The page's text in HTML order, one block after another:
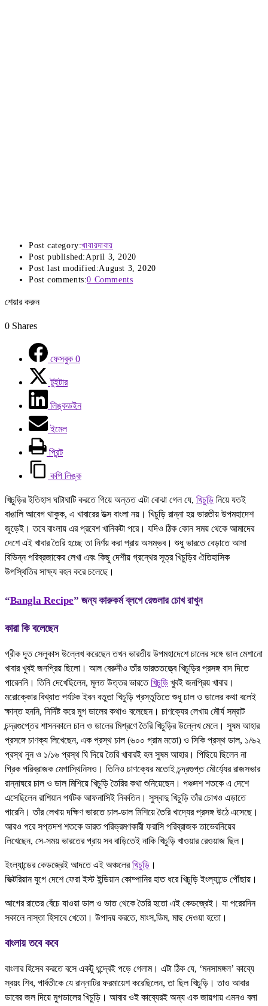
Post category:খাবারদাবার
Post published:April 3, 2020
Post last modified:August 3, 2020
Post comments:0 Comments
শেয়ার করুন
0 Shares
ফেসবুক 0
টুইটার
লিঙ্কডইন
ইমেল
প্রিন্ট
কপি লিঙ্ক
খিচুড়ির ইতিহাস ঘাটাঘাটি করতে গিয়ে অন্তত এটা বোঝা গেল যে, খিচুড়ি নিয়ে যতই
বাঙালি আবেগ থাকুক, এ খাবারের উত্স বাংলা নয়। খিচুড়ি রান্না হয় ভারতীয় উপমহাদেশ
জুড়েই। তবে বাংলায় এর প্রবেশ খানিকটা পরে। যদিও ঠিক কোন সময় থেকে আমাদের
দেশে এই খাবার তৈরি হচ্ছে তা নির্ণয় করা প্রায় অসম্ভব। শুধু ভারতে বেড়াতে আসা
বিভিন্ন পরিব্রজাকের লেখা এবং কিছু দেশীয় গ্রন্থের সূত্র খিচুড়ির ঐতিহাসিক
উপস্থিতির সাক্ষ্য বহন করে চলেছে।
“Bangla Recipe” জন্য কারুকর্ম ব্লগে রেগুলার চোখ রাখুন
কারা কি বলেছেন
গ্রীক দূত সেলুকাস উল্লেখ করেছেন তখন ভারতীয় উপমহাদেশে চালের সঙ্গে ডাল মেশানো
খাবার খুবই জনপ্রিয় ছিলো। আল বেরুনীও তাঁর ভারততত্ত্বে খিচুড়ির প্রসঙ্গ বাদ দিতে
পারেননি। তিনি দেখেছিলেন, মূলত উত্তর ভারতেখিচুড়ি খুবই জনপ্রিয় খাবার।
মরোক্কোর বিখ্যাত পর্যটক ইবন বতুতা খিচুড়ি প্রস্তুতিতে শুধু চাল ও ডালের কথা বলেই
ক্ষান্ত হননি, নির্দিষ্ট করে মুগ ডালের কথাও বলেছেন। চাণক্যের লেখায় মৌর্য সম্রাট
চন্দ্রগুপ্তের শাসনকালে চাল ও ডালের মিশ্রণে তৈরি খিচুড়ির উল্লেখ মেলে। সুষম আহার
প্রসঙ্গে চাণক্য লিখেছেন, এক প্রস্থ চাল (৬০০ গ্রাম মতো) ও সিকি প্রস্থ ডাল, ১/৬২
প্রস্থ নুন ও ১/১৬ প্রস্থ ঘি দিয়ে তৈরি খাবারই হল সুষম আহার। পিছিয়ে ছিলেন না
গ্রিক পরিব্রাজক মেগাস্থিনিসও। তিনিও চাণক্যের মতোই চন্দ্রগুপ্ত মৌর্য্যের রাজসভার
রান্নাঘরে চাল ও ডাল মিশিয়ে খিচুড়ি তৈরির কথা শুনিয়েছেন। পঞ্চদশ শতকে এ দেশে
এসেছিলেন রাশিয়ান পর্যটক আফনাসিই নিকতিন। সুস্বাদু খিচুড়ি তাঁর চোখও এড়াতে
পারেনি। তাঁর লেখায় দক্ষিণ ভারতে চাল-ডাল মিশিয়ে তৈরি খাদ্যের প্রসঙ্গ উঠে এসেছে।
আরও পরে সপ্তদশ শতকে ভারত পরিভ্রমণকারী ফরাসি পরিব্রাজক তাভেরনিয়ের
লিখেছেন, সে-সময় ভারতের প্রায় সব বাড়িতেই নাকি খিচুড়ি খাওয়ার রেওয়াজ ছিল।
ইংল্যান্ডের কেডজ্রেই আদতে এই অঞ্চলেরখিচুড়ি ।
ভিক্টরিয়ান যুগে দেশে ফেরা ইস্ট ইন্ডিয়ান কোম্পানির হাত ধরে খিচুড়ি ইংল্যান্ডে পৌঁছায়।
আগের রাতের বেঁচে যাওয়া ডাল ও ভাত থেকে তৈরি হতো এই কেডজ্রেই। যা পরেরদিন
সকালে নাস্তা হিসাবে খেতো। উপাদয় করতে, মাংস,ডিম, মাছ দেওয়া হতো।
বাংলায় তবে কবে
বাংলার হিসেব করতে বসে একটু ধন্দ্বেই পড়ে গেলাম। এটা ঠিক যে, ‘মনসামঙ্গল’ কাব্যে
স্বয়ং শিব, পার্বতীকে যে রান্নাটির ফরমায়েশ করেছিলেন, তা ছিল খিচুড়ি। তাও আবার
ডাবের জল দিয়ে মুগডালের খিচুড়ি। আবার ওই কাব্যেরই অন্য এক জায়গায় এমনও বলা